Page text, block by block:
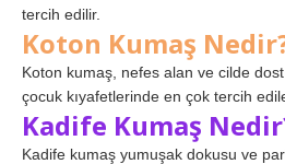
tercih edilir.
Koton Kumaş
Koton kumaş, nefes alan ve cilde
çocuk kıyafetlerinde en çok tercih
Kadife Kumaş
Kadife kumaş yumuşak dokusu ve